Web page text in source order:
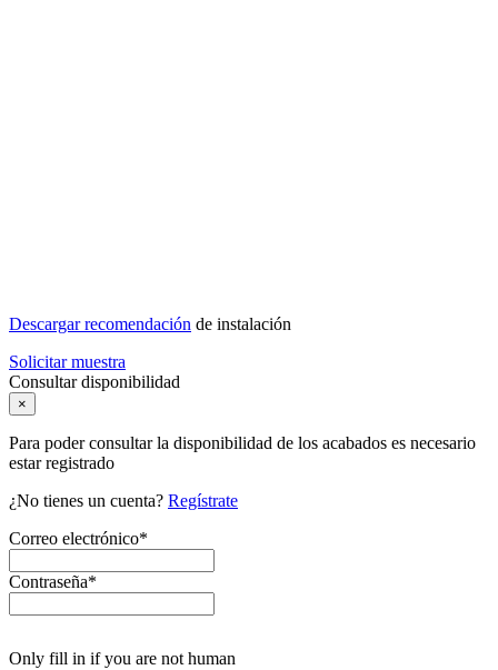
Descargar recomendación de instalación
Solicitar muestra
Consultar disponibilidad
×
Para poder consultar la disponibilidad de los acabados es necesario
estar registrado
¿No tienes un cuenta? Regístrate
Correo electrónico*
Contraseña*
Only fill in if you are not human